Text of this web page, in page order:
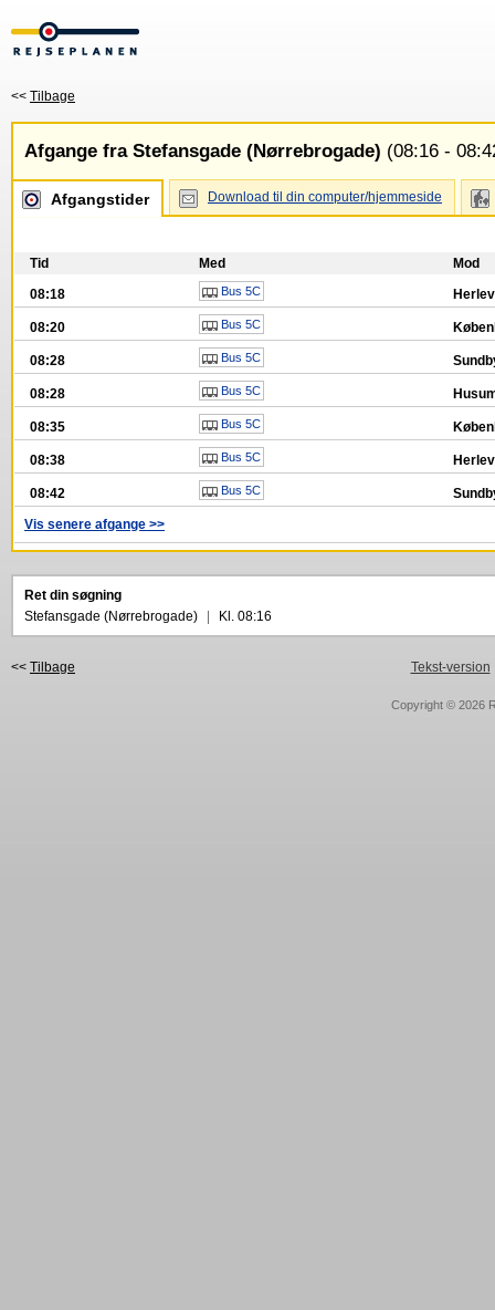
<< Tilbage
Afgange fra Stefansgade (Nørrebrogade) (08:16 -
Afgangstider Download til din computer/hjemmeside
Tid Med
Mod
08:18
Bus 5C
08:20 Bus 5C
08:28 Bus 5C
08:28 Bus 5C
08:35 Bus 5C
08:38 Bus 5C
08:42 Bus 5C
Vis senere afgange >>
Ret din søgning
Stefansgade (Nørrebrogade)
Kl. 08:16
<< Tilbage Tekst-version
Copyright © 2026